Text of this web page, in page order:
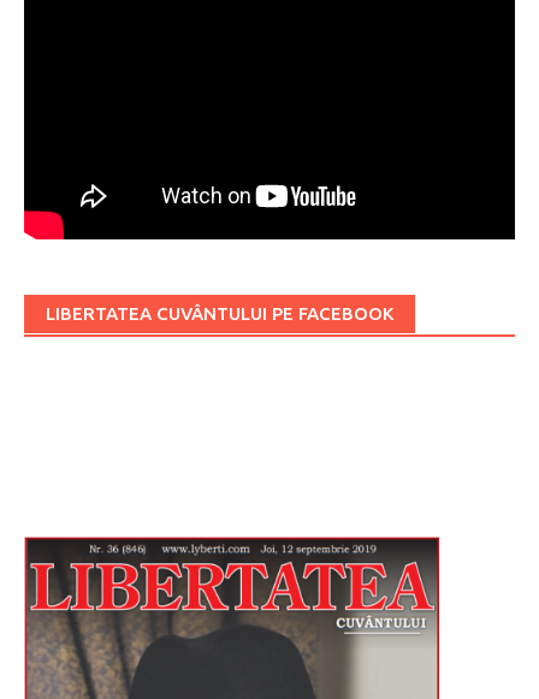
LIBERTATEA CUVÂNTULUI PE FACEBOOK